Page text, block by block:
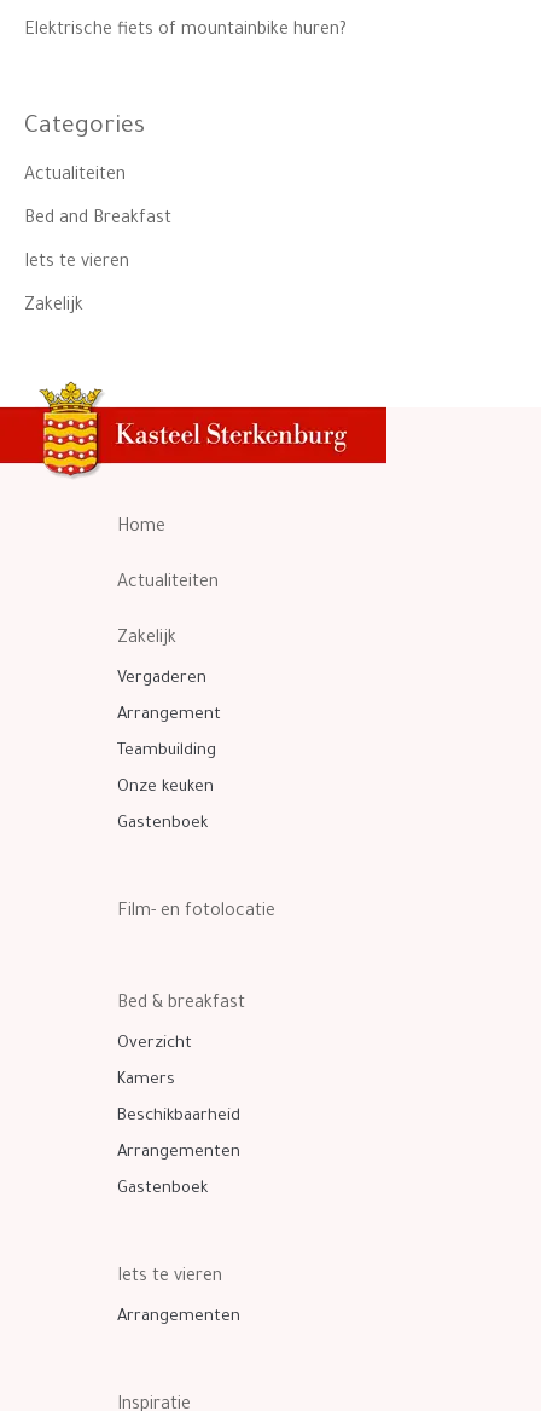
Elektrische fiets of mountainbike huren?
Categories
Actualiteiten
Bed and Breakfast
Iets te vieren
Zakelijk
Home
Actualiteiten
Zakelijk
Vergaderen
Arrangement
Teambuilding
Onze keuken
Gastenboek
Film- en fotolocatie
Bed & breakfast
Overzicht
Kamers
Beschikbaarheid
Arrangementen
Gastenboek
Iets te vieren
Arrangementen
Inspiratie